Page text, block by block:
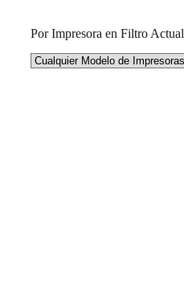
Por Impresora en Filtro Actual